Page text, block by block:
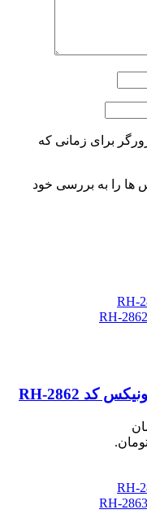
برای زمانی که
ها را به بررسی خود
تومان